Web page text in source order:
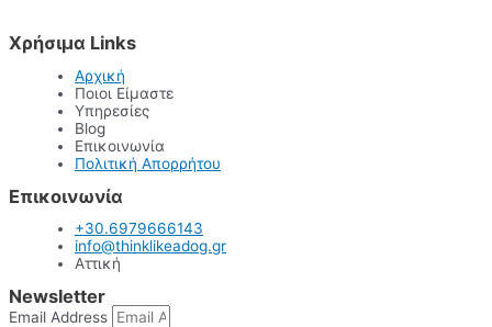
Χρήσιμα Links
Αρχική
Ποιοι Είμαστε
Υπηρεσίες
Blog
Επικοινωνία
Πολιτική Απορρήτου
Επικοινωνία
+30.6979666143
info@thinklikeadog.gr
Αττική
Newsletter
Email Address